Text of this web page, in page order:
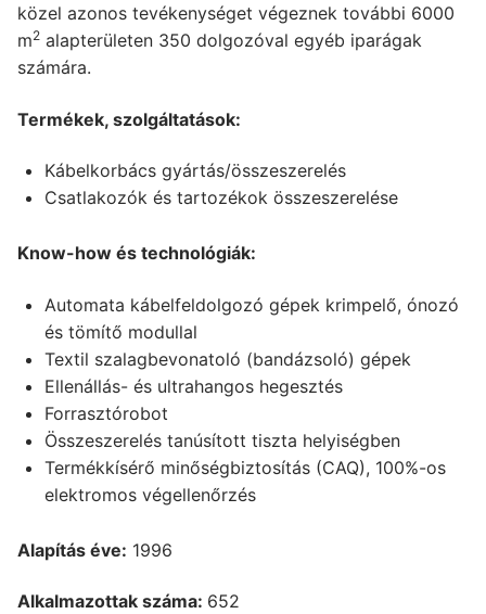
közel azonos tevékenységet végeznek további 6000
m2 alapterületen 350 dolgozóval egyéb iparágak
számára.
Termékek, szolgáltatások:
Kábelkorbács gyártás/összeszerelés
Csatlakozók és tartozékok összeszerelése
Know-how és technológiák:
Automata kábelfeldolgozó gépek krimpelő, ónozó
és tömítő modullal
Textil szalagbevonatoló (bandázsoló) gépek
Ellenállás- és ultrahangos hegesztés
Forrasztórobot
Összeszerelés tanúsított tiszta helyiségben
Termékkísérő minőségbiztosítás (CAQ), 100%-os
elektromos végellenőrzés
Alapítás éve: 1996
Alkalmazottak száma: 652